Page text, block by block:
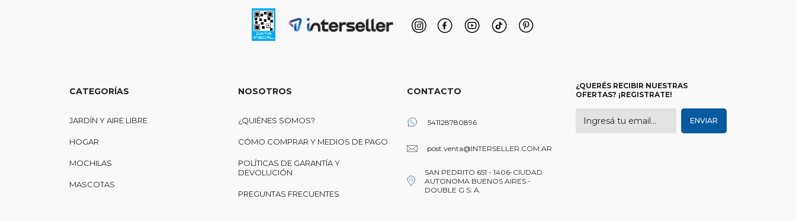
CATEGORÍAS
JARDÍN Y AIRE LIBRE
HOGAR
MOCHILAS
MASCOTAS
NOSOTROS
¿QUIÉNES SOMOS?
CÓMO COMPRAR Y MEDIOS DE PAGO
POLÍTICAS DE GARANTÍA Y
DEVOLUCIÓN
PREGUNTAS FRECUENTES
CONTACTO
541128780896
post.venta@INTERSELLER.COM.AR
SAN PEDRITO 651 - 1406-CIUDAD
AUTONOMA BUENOS AIRES -
DOUBLE G S. A.
¿QUERÉS RECIBIR NUESTRAS
OFERTAS? ¡REGISTRATE!